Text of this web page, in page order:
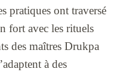
pratiques ont traversé
fort avec les rituels
des maîtres Drukpa
à des